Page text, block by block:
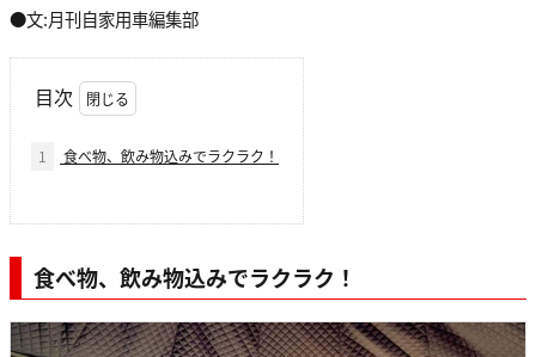
●文:月刊自家用車編集部
目次
1 食べ物、飲み物込みでラクラク！
食べ物、飲み物込みでラクラク！